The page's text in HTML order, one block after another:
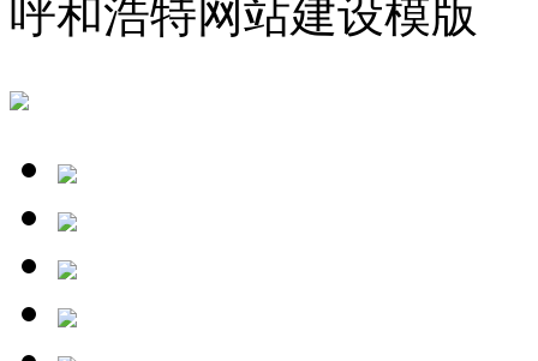
呼和浩特网站建设模版